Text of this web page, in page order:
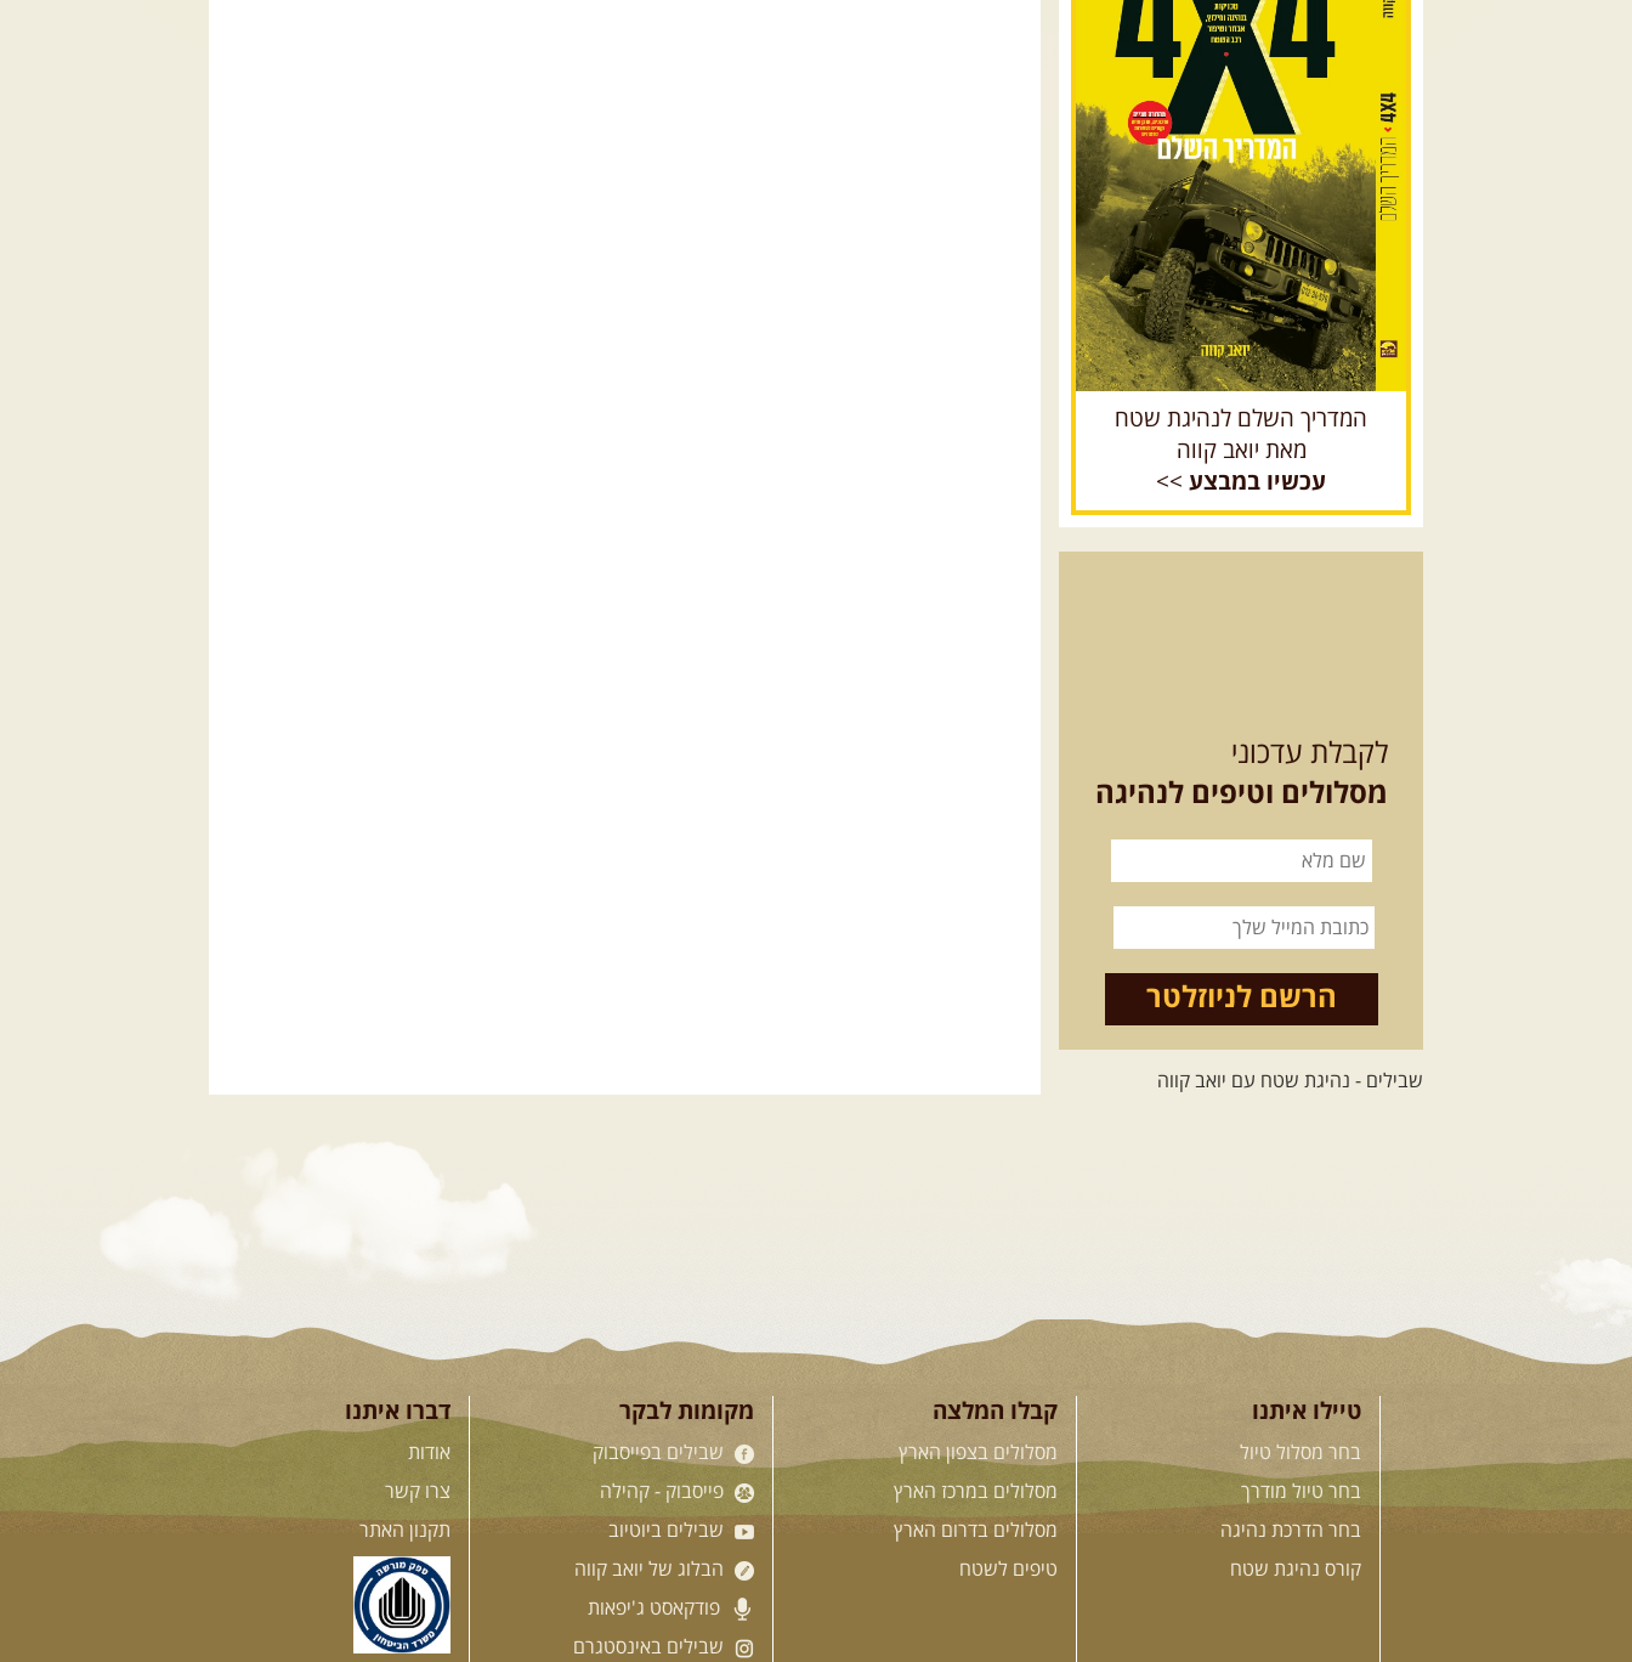
המדריך השלם לנהיגת שטח
מאת יואב קווה
עכשיו במבצע >>
לקבלת עדכוני
מסלולים וטיפים לנהיגה
הרשם לניוזלטר
טיילו איתנו
בחר מסלול טיול
בחר טיול מודרך
בחר הדרכת נהיגה
קורס נהיגת שטח
קבלו המלצה
מסלולים בצפון הארץ
מסלולים במרכז הארץ
מסלולים בדרום הארץ
טיפים לשטח
מקומות לבקר
שבילים בפייסבוק
פייסבוק - קהילה
שבילים ביוטיוב
הבלוג של יואב קווה
פודקאסט ג'יפאות
שבילים באינסטגרם
דברו איתנו
אודות
צרו קשר
תקנון האתר